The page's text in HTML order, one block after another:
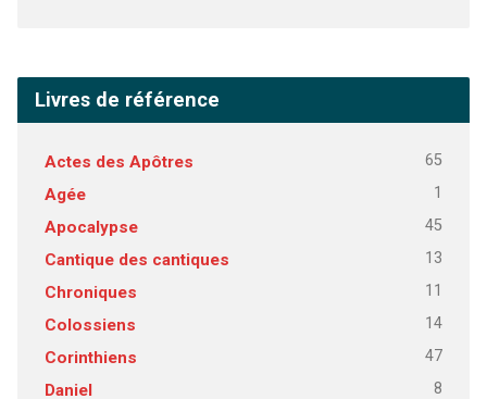
Livres de référence
Actes des Apôtres 65
Agée 1
Apocalypse 45
Cantique des cantiques 13
Chroniques 11
Colossiens 14
Corinthiens 47
Daniel 8